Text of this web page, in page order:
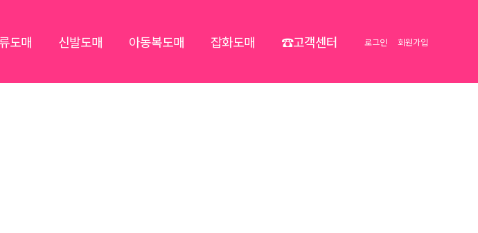
도매 신발도매 아동복도매 잡화도매 ☎고객센터 로그인 회원가입